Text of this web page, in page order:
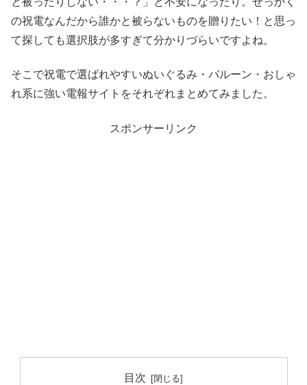
の祝電なんだから誰かと被らないものを贈りたい！と思っ
て探しても選択肢が多すぎて分かりづらいですよね。
そこで祝電で選ばれやすいぬいぐるみ・バルーン・おしゃ
れ系に強い電報サイトをそれぞれまとめてみました。
スポンサーリンク
目次